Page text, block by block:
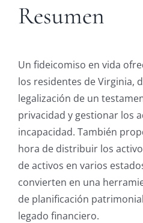
Resumen
Un fideicomiso en vida
los residentes de Virginia,
legalización de un
privacidad y gestionar los
incapacidad. También
hora de distribuir los
de activos en varios
convierten en una
de planificación
legado financiero.